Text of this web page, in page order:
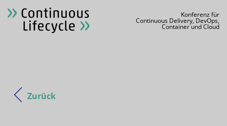
Konferenz für
Continuous Delivery, DevOps,
Container und Cloud
Zurück